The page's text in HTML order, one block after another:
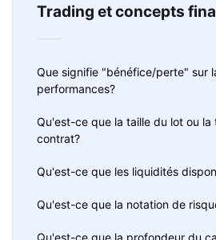
Trading et concepts
Que signifie "bénéfice/perte" sur
performances?
Qu'est-ce que la taille du lot ou la
contrat?
Qu'est-ce que les liquidités
Qu'est-ce que la notation de
Qu'est-ce que la profondeur du